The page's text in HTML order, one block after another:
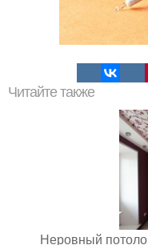
Читайте также
Неровный